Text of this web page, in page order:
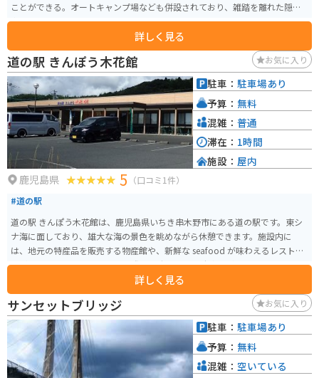
ことができる。オートキャンプ場なども併設されており、雑踏を離れた隠れ
家的なスポットである。
詳しく見る
道の駅 きんぽう木花館 お気に入り
鹿児島県 5 （口コミ1件）
#道の駅
道の駅 きんぽう木花館は、鹿児島県いちき串木野市にある道の駅です。東シ
ナ海に面しており、雄大な海の景色を眺めながら休憩できます。施設内に
は、地元の特産品を販売する物産館や、新鮮な seafood が味わえるレストラ
ンがあります。 バイクで訪れる際は、広々とした駐車場があるので安心で
す。また、道の駅 きんぽう木花館は、薩摩藩の初代藩主・島津家久公を祀る
「金峰神社」の近くに位置しています。歴史を感じさせる荘厳な雰囲気の神
社を訪れてみるのもおすすめです。 周辺には、薩摩焼の窯元が集まる「美山
陶遊館」や、約3000本の梅が咲き誇る「冠岳花川砂防公園」など、観光スポ
ットも点在しています。道の駅できんぽう木花館で休憩し、錦江湾周辺の観
光を楽しむのはいかがでしょうか。
詳しく見る
駐車： 駐車場あり
予算： 無料
混雑： 普通
滞在： 1時間
施設： 屋内
サンセットブリッジ お気に入り
駐車： 駐車場あり
予算： 無料
混雑： 空いている